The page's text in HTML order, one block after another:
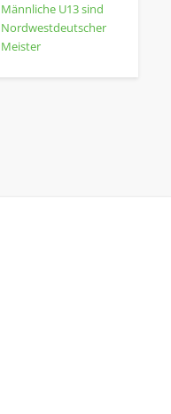
Männliche U13 sind
Nordwestdeutscher
Meister